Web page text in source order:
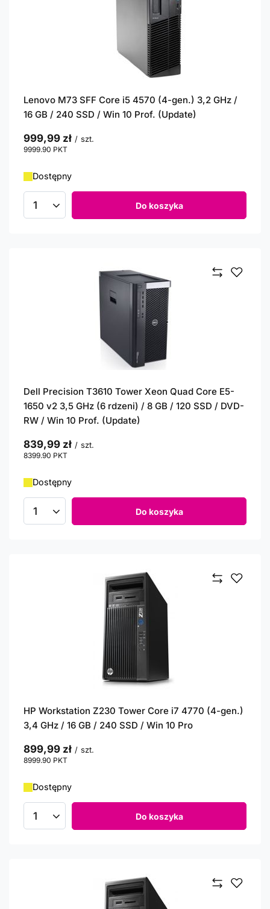
Lenovo M73 SFF Core i5 4570 (4-gen.) 3,2 GHz /
16 GB / 240 SSD / Win 10 Prof. (Update)
999,99 zł / szt.
9999.90 PKT
Dostępny
Ilość produktów Do koszyka
Dell Precision T3610 Tower Xeon Quad Core E5-
1650 v2 3,5 GHz (6 rdzeni) / 8 GB / 120 SSD / DVD-
RW / Win 10 Prof. (Update)
839,99 zł / szt.
8399.90 PKT
Dostępny
Ilość produktów Do koszyka
HP Workstation Z230 Tower Core i7 4770 (4-gen.)
3,4 GHz / 16 GB / 240 SSD / Win 10 Pro
899,99 zł / szt.
8999.90 PKT
Dostępny
Ilość produktów Do koszyka